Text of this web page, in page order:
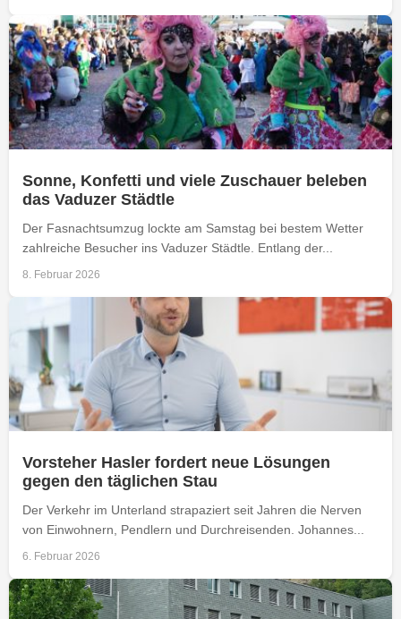
Sonne, Konfetti und viele Zuschauer beleben
das Vaduzer Städtle
Der Fasnachtsumzug lockte am Samstag bei bestem Wetter
zahlreiche Besucher ins Vaduzer Städtle. Entlang der...
8. Februar 2026
Vorsteher Hasler fordert neue Lösungen
gegen den täglichen Stau
Der Verkehr im Unterland strapaziert seit Jahren die Nerven
von Einwohnern, Pendlern und Durchreisenden. Johannes...
6. Februar 2026